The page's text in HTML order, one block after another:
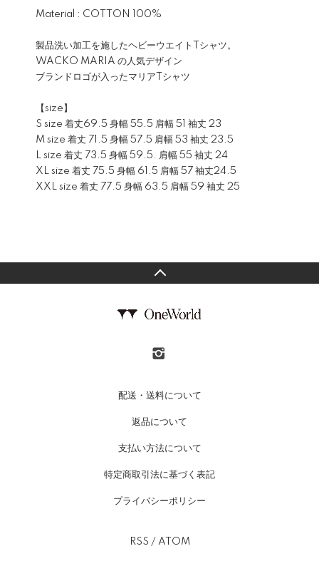
Material : COTTON 100%
製品洗い加工を施したヘビーウエイトTシャツ。
WACKO MARIA の人気デザイン
ブランドロゴが入ったマリアTシャツ
【size】
S size 着丈69.5 身幅 55.5 肩幅 51 袖丈 23
M size 着丈 71.5 身幅 57.5 肩幅 53 袖丈 23.5
L size 着丈 73.5 身幅 59.5. 肩幅 55 袖丈 24
XL size 着丈 75.5 身幅 61.5 肩幅 57 袖丈24.5
XXL size 着丈 77.5 身幅 63.5 肩幅 59 袖丈 25
配送・送料について
返品について
支払い方法について
特定商取引法に基づく表記
プライバシーポリシー
RSS / ATOM